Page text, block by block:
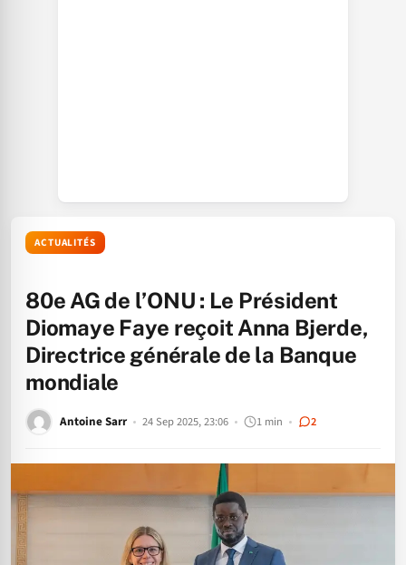
ACTUALITÉS
80e AG de l’ONU : Le Président
Diomaye Faye reçoit Anna Bjerde,
Directrice générale de la Banque
mondiale
Antoine Sarr 24 Sep 2025, 23:06 1 min 2